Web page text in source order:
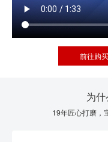
前往购买
为
19年匠心打磨，